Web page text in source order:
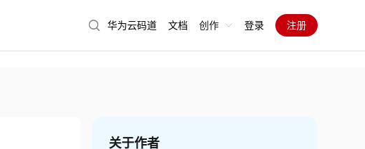
华为云码道 文档 创作 登录 注册
关于作者